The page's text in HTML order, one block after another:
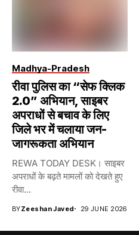
Madhya-Pradesh
रीवा पुलिस का “सेफ क्लिक
2.0” अभियान, साइबर
अपराधों से बचाव के लिए
जिले भर में चलाया जन-
जागरूकता अभियान
REWA TODAY DESK। साइबर
अपराधों के बढ़ते मामलों को देखते हुए
रीवा...
BYZeeshan Javed 29 JUNE 2026